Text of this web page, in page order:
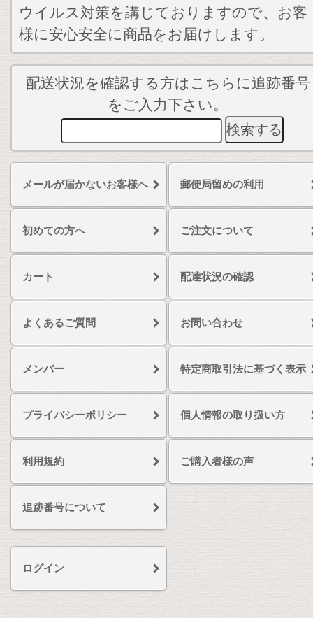
ウイルス対策を講じておりますので、お客
様に安心安全に商品をお届けします。
配送状況を確認する方はこちらに追跡番号
をご入力下さい。
メールが届かないお客様へ 郵便局留めの利用
初めての方へ ご注文について
カート 配達状況の確認
よくあるご質問 お問い合わせ
メンバー 特定商取引法に基づく表示
プライバシーポリシー 個人情報の取り扱い方
利用規約 ご購入者様の声
追跡番号について
ログイン